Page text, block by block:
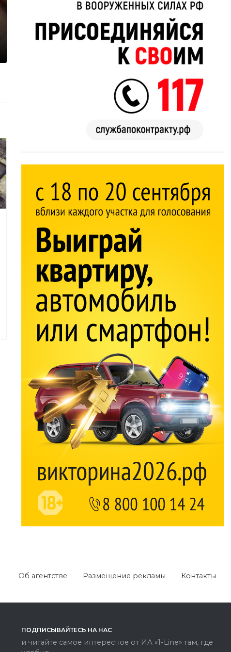
отожгла! Видео
не оставит
переставая, это
видео
пересмотришь
не раз
Об агентстве Размещение рекламы Контакты
ПОДПИСЫВАЙТЕСЬ НА НАС
и читайте самое интересное от ИА «1-Line» там, где